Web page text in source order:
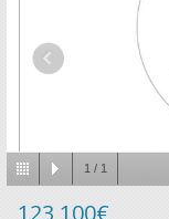
1 / 1
123 100€